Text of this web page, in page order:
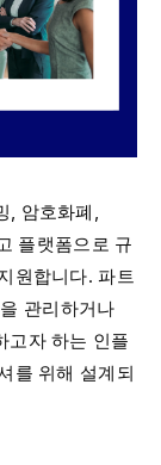
, 암호화폐,
플랫폼으로 규
원합니다. 파트
관리하거나
고자 하는 인플
를 위해 설계되